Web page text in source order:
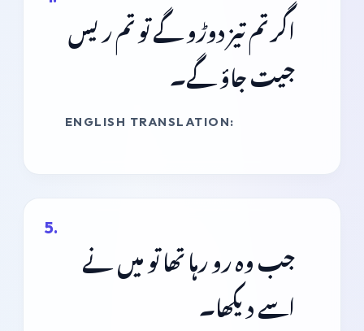
اگر تم تیز دوڑو گے تو تم ریس
جیت جاؤ گے۔
ENGLISH TRANSLATION:
جب وہ رو رہا تھا تو میں نے
اسے دیکھا۔